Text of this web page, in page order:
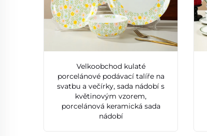
Velkoobchod kulaté
porcelánové podávací talíře na
svatbu a večírky, sada nádobí s
květinovým vzorem,
porcelánová keramická sada
nádobí